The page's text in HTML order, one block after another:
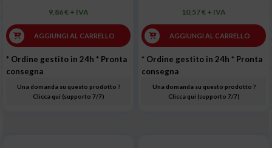
9,86 € + IVA
AGGIUNGI AL CARRELLO
* Ordine gestito in 24h * Pronta
consegna
Una domanda su questo prodotto ?
Clicca qui (supporto 7/7)
10,57 € + IVA
AGGIUNGI AL CARRELLO
* Ordine gestito in 24h * Pronta
consegna
Una domanda su questo prodotto ?
Clicca qui (supporto 7/7)